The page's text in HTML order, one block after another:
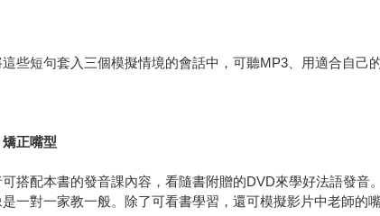
些短句套入三個模擬情境的會話中，可聽MP3、用適合自己
正嘴型
搭配本書的發音課內容，看隨書附贈的DVD來學好法語發
一對一家教一般。除了可看書學習，還可模擬影片中老師